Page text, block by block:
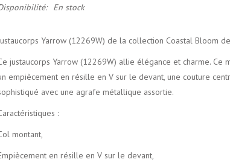
En stock
Yarrow (12269W) de la collection Coastal Bloom
justaucorps Yarrow (12269W) allie élégance et charme.
empiècement en résille en V sur le devant, une couture
avec une agrafe métallique assortie.
:
montant,
en résille en V sur le devant,